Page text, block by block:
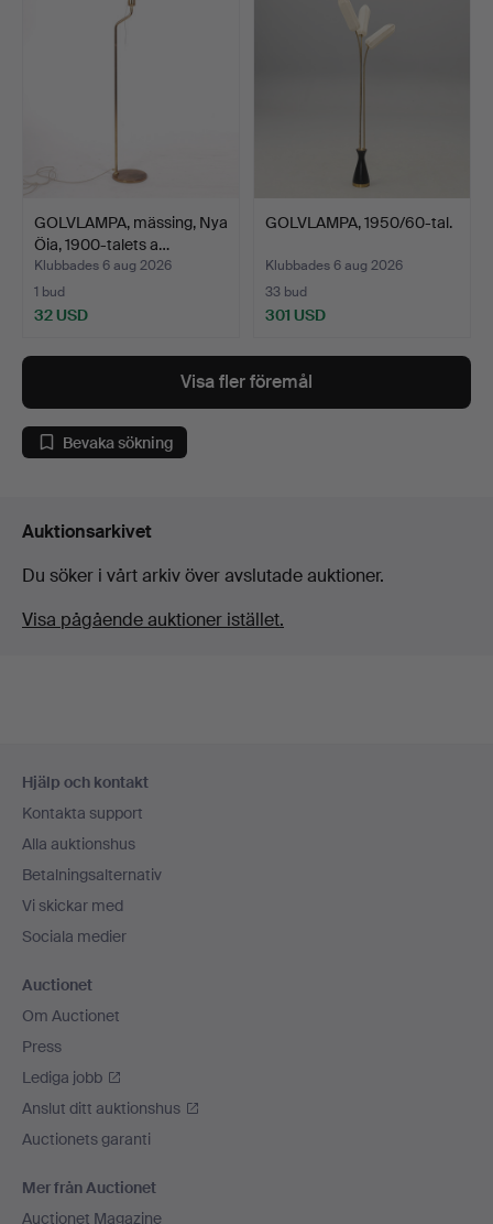
GOLVLAMPA, mässing, Nya
Öia, 1900-talets a…
Klubbades 6 aug 2026
1 bud
32 USD
GOLVLAMPA, 1950/60-tal.
Klubbades 6 aug 2026
33 bud
301 USD
Visa fler föremål
Bevaka sökning
Auktionsarkivet
Du söker i vårt arkiv över avslutade auktioner.
Visa pågående auktioner istället.
Hjälp och kontakt
Kontakta support
Alla auktionshus
Betalningsalternativ
Vi skickar med
Sociala medier
Auctionet
Om Auctionet
Press
Lediga jobb
Anslut ditt auktionshus
Auctionets garanti
Mer från Auctionet
Auctionet Magazine